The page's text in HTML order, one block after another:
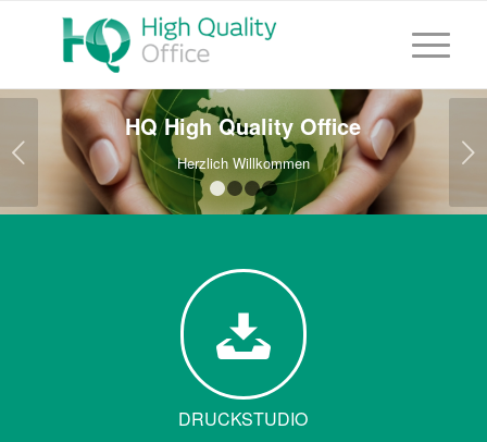
HQ High Quality Office
Herzlich Willkommen Weiter
1 2 3 4
DRUCKSTUDIO